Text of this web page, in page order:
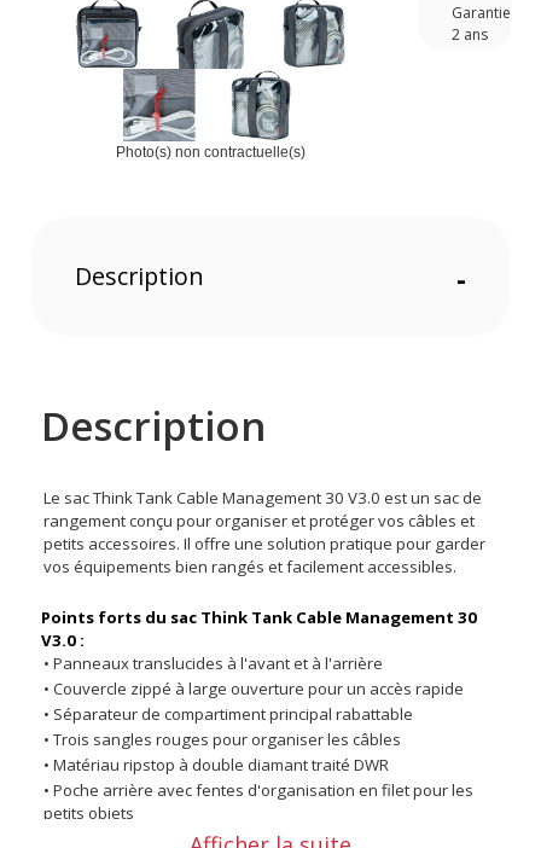
Photo(s) non contractuelle(s)
Garantie
2 ans
Description -
Description
Le sac Think Tank Cable Management 30 V3.0 est un sac de
rangement conçu pour organiser et protéger vos câbles et
petits accessoires. Il offre une solution pratique pour garder
vos équipements bien rangés et facilement accessibles.
Points forts du sac Think Tank Cable Management 30
V3.0 :
• Panneaux translucides à l'avant et à l'arrière
• Couvercle zippé à large ouverture pour un accès rapide
• Séparateur de compartiment principal rabattable
• Trois sangles rouges pour organiser les câbles
• Matériau ripstop à double diamant traité DWR
• Poche arrière avec fentes d'organisation en filet pour les
petits objets
• Poignées faciles à saisir